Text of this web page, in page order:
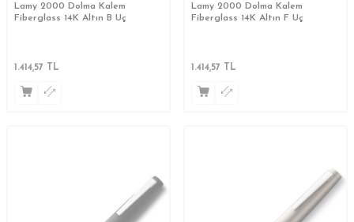
Lamy 2000 Dolma Kalem
Fiberglass 14K Altın B Uç
1.414,57 TL
Lamy 2000 Dolma Kalem
Fiberglass 14K Altın F Uç
1.414,57 TL